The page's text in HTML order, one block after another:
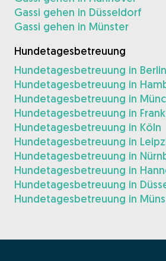
Gassi gehen in Düsseldorf
Gassi gehen in Münster
Hundetagesbetreuung
Hundetagesbetreuung in Berlin
Hundetagesbetreuung in
Hundetagesbetreuung in
Hundetagesbetreuung in
Hundetagesbetreuung in Köln
Hundetagesbetreuung in
Hundetagesbetreuung in
Hundetagesbetreuung in
Hundetagesbetreuung in
Hundetagesbetreuung in